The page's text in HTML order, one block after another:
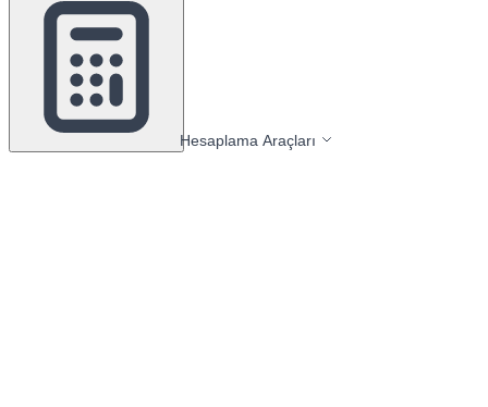
Hesaplama Araçları